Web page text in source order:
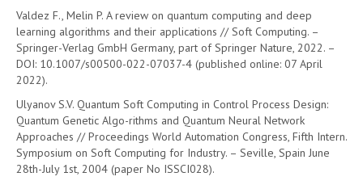
Valdez F., Melin P. A review on quantum computing and deep
learning algorithms and their applications // Soft Computing. –
Springer-Verlag GmbH Germany, part of Springer Nature, 2022. –
DOI: 10.1007/s00500-022-07037-4 (published online: 07 April
2022).
Ulyanov S.V. Quantum Soft Computing in Control Process Design:
Quantum Genetic Algo-rithms and Quantum Neural Network
Approaches // Proceedings World Automation Congress, Fifth Intern.
Symposium on Soft Computing for Industry. – Seville, Spain June
28th-July 1st, 2004 (paper No ISSCI028).